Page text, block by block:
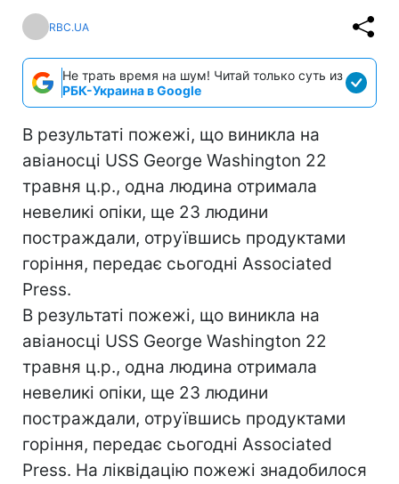
RBC.UA
Не трать время на шум! Читай только суть из
РБК-Украина в Google
В результаті пожежі, що виникла на
авіаносці USS George Washington 22
травня ц.р., одна людина отримала
невеликі опіки, ще 23 людини
постраждали, отруївшись продуктами
горіння, передає сьогодні Associated
Press.
В результаті пожежі, що виникла на
авіаносці USS George Washington 22
травня ц.р., одна людина отримала
невеликі опіки, ще 23 людини
постраждали, отруївшись продуктами
горіння, передає сьогодні Associated
Press. На ліквідацію пожежі знадобилося